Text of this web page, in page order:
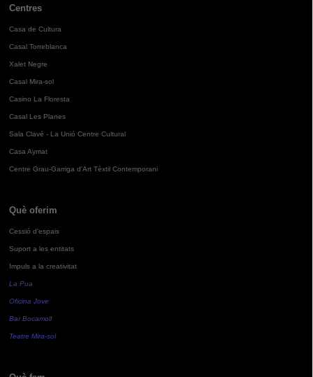
Centres
Casa de Cultura
Casal Torreblanca
Xalet Negre
Casal Mira-sol
Casino La Floresta
Casal Les Planes
Sala Clavé - La Unió Centre Cultural
Casa Aymat
Centre Grau-Garriga d'Art Tèxtil Contemporani
Què oferim
Cessió d'espais
Suport a les entitats
Impuls a la creativitat
La Pua
Oficina Jove
Bar Bocamoll
Teatre Mira-sol